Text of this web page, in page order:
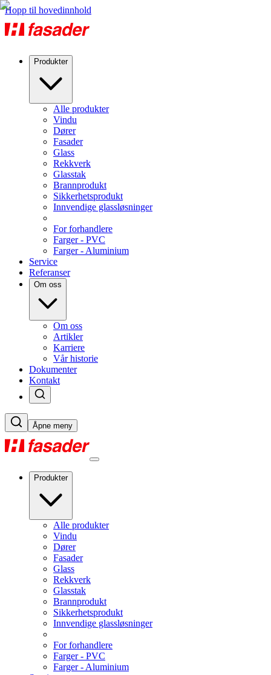
Hopp til hovedinnhold
Produkter
Alle produkter
Vindu
Dører
Fasader
Glass
Rekkverk
Glasstak
Brannprodukt
Sikkerhetsprodukt
Innvendige glassløsninger
For forhandlere
Farger - PVC
Farger - Aluminium
Service
Referanser
Om oss
Om oss
Artikler
Karriere
Vår historie
Dokumenter
Kontakt
Åpne meny
Produkter
Alle produkter
Vindu
Dører
Fasader
Glass
Rekkverk
Glasstak
Brannprodukt
Sikkerhetsprodukt
Innvendige glassløsninger
For forhandlere
Farger - PVC
Farger - Aluminium